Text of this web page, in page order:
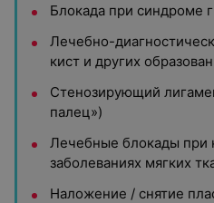
Блокада при синдроме
Лечебно-
кист и других
Стенозирующий
палец»)
Лечебные блокады при
заболеваниях мягких
Наложение / снятие